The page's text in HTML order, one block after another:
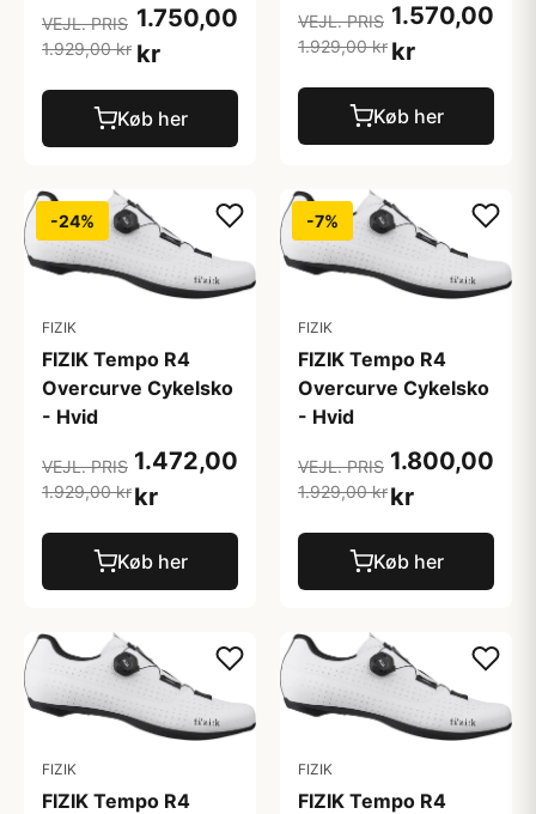
VEJL. PRIS
1.929,00 kr
1.750,00
kr
Køb her
VEJL. PRIS
1.929,00 kr
1.570,00
kr
Køb her
-24%
FIZIK
FIZIK Tempo R4
Overcurve Cykelsko
- Hvid
VEJL. PRIS
1.929,00 kr
1.472,00
kr
Køb her
-7%
FIZIK
FIZIK Tempo R4
Overcurve Cykelsko
- Hvid
VEJL. PRIS
1.929,00 kr
1.800,00
kr
Køb her
FIZIK
FIZIK Tempo R4
FIZIK
FIZIK Tempo R4